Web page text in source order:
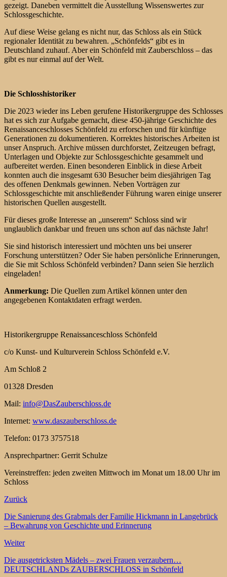
gezeigt. Daneben vermittelt die Ausstellung Wissenswertes zur
Schlossgeschichte.
Auf diese Weise gelang es nicht nur, das Schloss als ein Stück
regionaler Identität zu bewahren. „Schönfelds“ gibt es in
Deutschland zuhauf. Aber ein Schönfeld mit Zauberschloss – das
gibt es nur einmal auf der Welt.
Die Schlosshistoriker
Die 2023 wieder ins Leben gerufene Historikergruppe des Schlosses
hat es sich zur Aufgabe gemacht, diese 450-jährige Geschichte des
Renaissanceschlosses Schönfeld zu erforschen und für künftige
Generationen zu dokumentieren. Korrektes historisches Arbeiten ist
unser Anspruch. Archive müssen durchforstet, Zeitzeugen befragt,
Unterlagen und Objekte zur Schlossgeschichte gesammelt und
aufbereitet werden. Einen besonderen Einblick in diese Arbeit
konnten auch die insgesamt 630 Besucher beim diesjährigen Tag
des offenen Denkmals gewinnen. Neben Vorträgen zur
Schlossgeschichte mit anschließender Führung waren einige unserer
historischen Quellen ausgestellt.
Für dieses große Interesse an „unserem“ Schloss sind wir
unglaublich dankbar und freuen uns schon auf das nächste Jahr!
Sie sind historisch interessiert und möchten uns bei unserer
Forschung unterstützen? Oder Sie haben persönliche Erinnerungen,
die Sie mit Schloss Schönfeld verbinden? Dann seien Sie herzlich
eingeladen!
Anmerkung: Die Quellen zum Artikel können unter den
angegebenen Kontaktdaten erfragt werden.
Historikergruppe Renaissanceschloss Schönfeld
c/o Kunst- und Kulturverein Schloss Schönfeld e.V.
Am Schloß 2
01328 Dresden
Mail: info@DasZauberschloss.de
Internet: www.daszauberschloss.de
Telefon: 0173 3757518
Ansprechpartner: Gerrit Schulze
Vereinstreffen: jeden zweiten Mittwoch im Monat um 18.00 Uhr im
Schloss
Zurück
Die Sanierung des Grabmals der Familie Hickmann in Langebrück
– Bewahrung von Geschichte und Erinnerung
Weiter
Die ausgetricksten Mädels – zwei Frauen verzaubern…
DEUTSCHLANDs ZAUBERSCHLOSS in Schönfeld